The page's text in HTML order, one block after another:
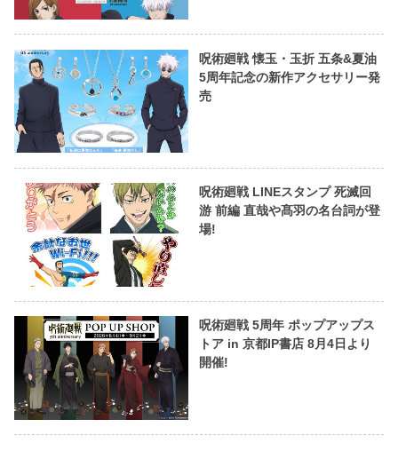
呪術廻戦 懐玉・玉折 五条&夏油
5周年記念の新作アクセサリー発
売
呪術廻戦 LINEスタンプ 死滅回
游 前編 直哉や髙羽の名台詞が登
場!
呪術廻戦 5周年 ポップアップス
トア in 京都IP書店 8月4日より
開催!